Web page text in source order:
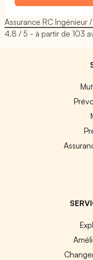
Assurance RC
4.8 / 5 - à partir de103